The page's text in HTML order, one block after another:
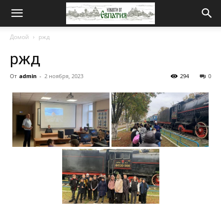
Новости
Евпатия
Домой ржд
ржд
От admin - 2 ноября, 2023 0
294